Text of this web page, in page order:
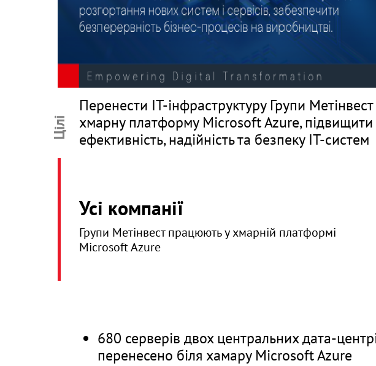
Цілі
Перенести ІТ-інфраструктуру Групи
хмарну платформу Microsoft Azure, підвищити
ефективність, надійність та безпеку ІТ-систем
Усі компанії
Групи Метінвест працюють у хмарній платформі
Microsoft Azure
680 серверів двох центральних дата-
перенесено біля хамару Microsoft Azure